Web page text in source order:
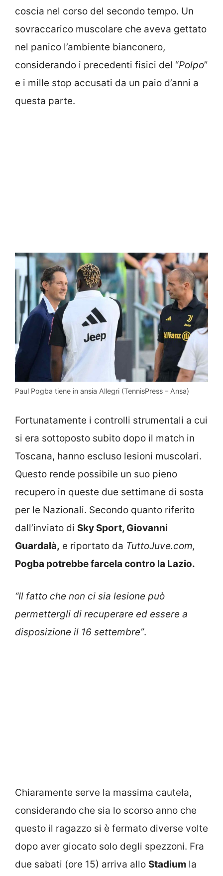
coscia nel corso del secondo tempo. Un
sovraccarico muscolare che aveva gettato
nel panico l’ambiente bianconero,
considerando i precedenti fisici del “Polpo”
e i mille stop accusati da un paio d’anni a
questa parte.
Paul Pogba tiene in ansia Allegri (TennisPress – Ansa)
Fortunatamente i controlli strumentali a cui
si era sottoposto subito dopo il match in
Toscana, hanno escluso lesioni muscolari.
Questo rende possibile un suo pieno
recupero in queste due settimane di sosta
per le Nazionali. Secondo quanto riferito
dall’inviato di Sky Sport, Giovanni
Guardalà, e riportato da TuttoJuve.com,
Pogba potrebbe farcela contro la Lazio.
“Il fatto che non ci sia lesione può
permettergli di recuperare ed essere a
disposizione il 16 settembre”.
Chiaramente serve la massima cautela,
considerando che sia lo scorso anno che
questo il ragazzo si è fermato diverse volte
dopo aver giocato solo degli spezzoni. Fra
due sabati (ore 15) arriva allo Stadium la